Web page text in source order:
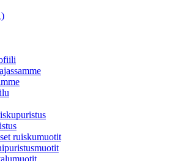
ruiskumuotit